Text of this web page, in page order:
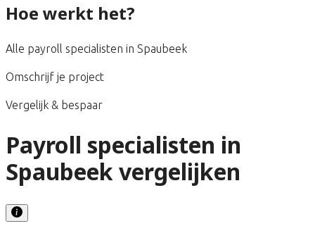
Hoe werkt het?
Alle payroll specialisten in Spaubeek
Omschrijf je project
Vergelijk & bespaar
Payroll specialisten in
Spaubeek vergelijken